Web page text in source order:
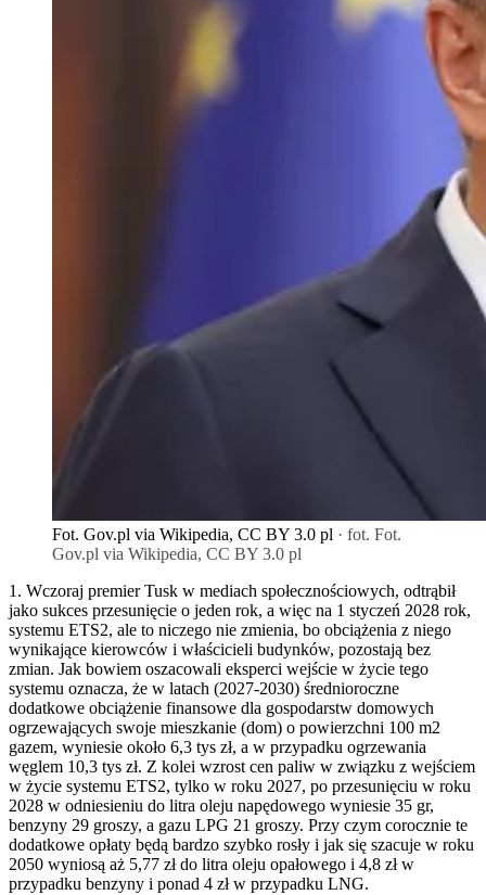
Fot. Gov.pl via Wikipedia, CC BY 3.0 pl · fot. Fot.
Gov.pl via Wikipedia, CC BY 3.0 pl
1. Wczoraj premier Tusk w mediach społecznościowych, odtrąbił
jako sukces przesunięcie o jeden rok, a więc na 1 styczeń 2028 rok,
systemu ETS2, ale to niczego nie zmienia, bo obciążenia z niego
wynikające kierowców i właścicieli budynków, pozostają bez
zmian. Jak bowiem oszacowali eksperci wejście w życie tego
systemu oznacza, że w latach (2027-2030) średnioroczne
dodatkowe obciążenie finansowe dla gospodarstw domowych
ogrzewających swoje mieszkanie (dom) o powierzchni 100 m2
gazem, wyniesie około 6,3 tys zł, a w przypadku ogrzewania
węglem 10,3 tys zł. Z kolei wzrost cen paliw w związku z wejściem
w życie systemu ETS2, tylko w roku 2027, po przesunięciu w roku
2028 w odniesieniu do litra oleju napędowego wyniesie 35 gr,
benzyny 29 groszy, a gazu LPG 21 groszy. Przy czym corocznie te
dodatkowe opłaty będą bardzo szybko rosły i jak się szacuje w roku
2050 wyniosą aż 5,77 zł do litra oleju opałowego i 4,8 zł w
przypadku benzyny i ponad 4 zł w przypadku LNG.